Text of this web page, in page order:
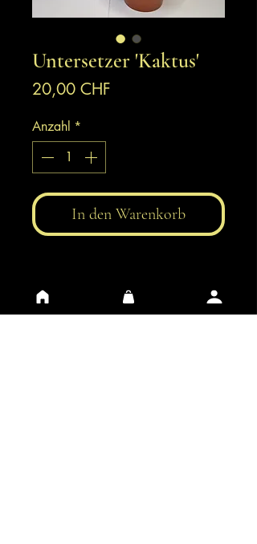
Untersetzer 'Kaktus'
20,00 CHF
Anzahl *
In den Warenkorb